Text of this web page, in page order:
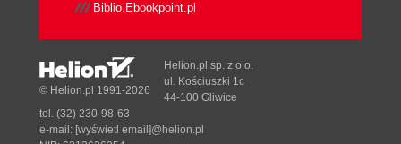
Biblio.Ebookpoint.pl
© Helion.pl 1991-2026
Helion.pl sp. z o.o.
ul. Kościuszki 1c
44-100 Gliwice
tel. (32) 230-98-63
e-mail: [wyświetl email]@helion.pl